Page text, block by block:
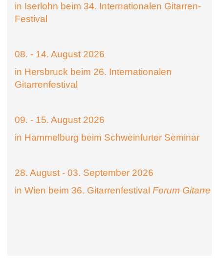
in Iserlohn beim 34. Internationalen Gitarren-
Festival
08. - 14. August 2026
in Hersbruck beim 26. Internationalen
Gitarrenfestival
09. - 15. August 2026
in Hammelburg beim Schweinfurter Seminar
28. August - 03. September 2026
in Wien beim 36. Gitarrenfestival Forum Gitarre